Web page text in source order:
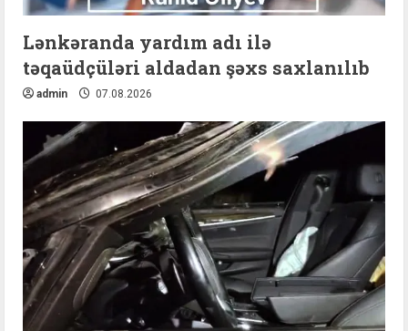
Lənkəranda yardım adı ilə
təqaüdçüləri aldadan şəxs saxlanılıb
admin 07.08.2026